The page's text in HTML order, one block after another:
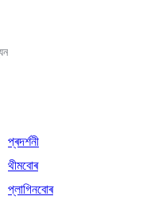
প্ৰদৰ্শনী
থীমবোৰ
প্লাগিনবোৰ